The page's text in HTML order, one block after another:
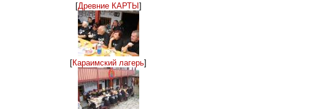
[Древние КАРТЫ ]
[Караимский лагерь]